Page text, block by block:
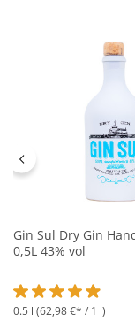
Gin Sul Dry Gin
0,5L 43% vol
Durchschnittliche
0.5 l (62,98 €* / 1 l)